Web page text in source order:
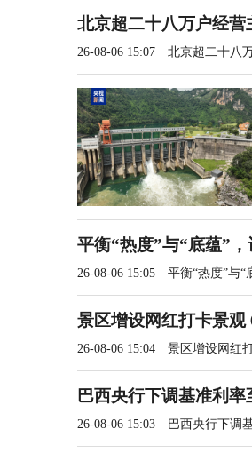
北京超二十八万户经营
26-08-06 15:07 北京超二十八
平衡“热度”与“底蕴”
26-08-06 15:05 平衡“热度”与“
景区增设网红打卡景观
26-08-06 15:04 景区增设网红
巴西央行下调基准利率
26-08-06 15:03 巴西央行下调